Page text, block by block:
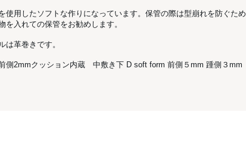
使用したソフトな作りになっています。保管の際は型崩れを防ぐため
を入れての保管をお勧めします。
は革巻きです。
側2mmクッション内蔵 中敷き下 D soft form 前側５mm 踵側３mm